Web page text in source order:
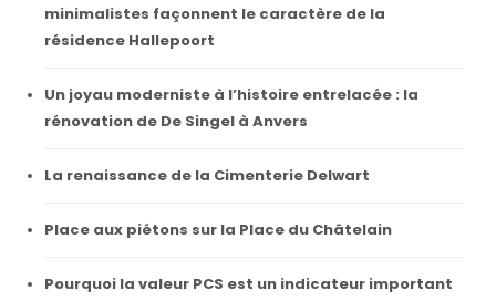
minimalistes façonnent le caractère de la
résidence Hallepoort
Un joyau moderniste à l’histoire entrelacée : la
rénovation de De Singel à Anvers
La renaissance de la Cimenterie Delwart
Place aux piétons sur la Place du Châtelain
Pourquoi la valeur PCS est un indicateur important